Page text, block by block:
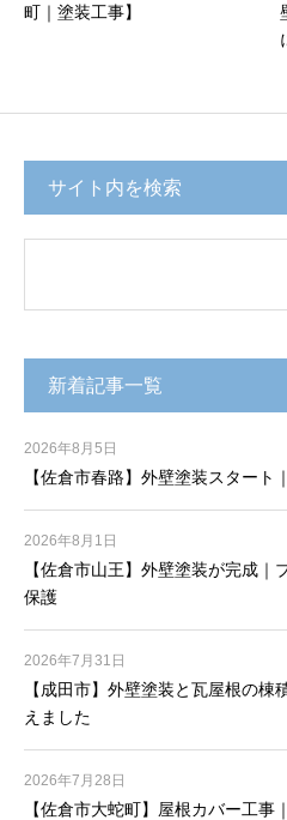
町｜塗装工事】
サイト内を検索
新着記事一覧
【佐倉市春路】外壁塗装スター
2026年8月5日
【佐倉市山王】外壁塗装が完成
保護
2026年8月1日
【成田市】外壁塗装と瓦屋根の
えました
2026年7月31日
【佐倉市大蛇町】屋根カバー工事
2026年7月28日